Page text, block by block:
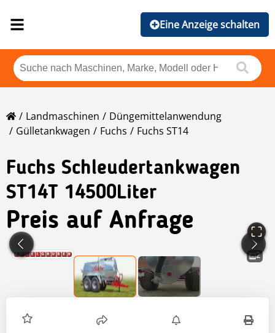
Eine Anzeige schalten
Landmaschinen
Düngemittelanwendung
Gülletankwagen
Fuchs Fuchs ST14
Fuchs Schleudertankwagen
ST14T 14500Liter
Preis auf Anfrage
2